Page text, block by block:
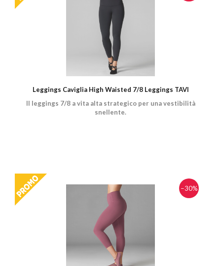
Leggings Caviglia High Waisted 7/8 Leggings TAVI
Il leggings 7/8 a vita alta strategico per una vestibilità
snellente.
−30%